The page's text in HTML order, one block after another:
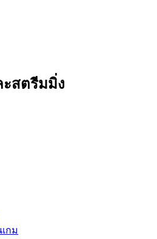
ะสตรีมมิ่ง
กม